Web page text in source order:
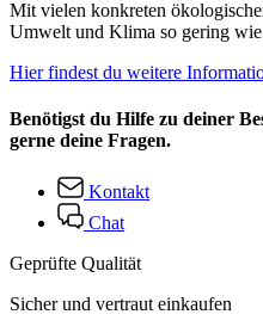
Mit vielen konkreten
Umwelt und Klima so gering
Hier findest du weitere
Benötigst du Hilfe zu deiner
gerne deine Fragen.
Kontakt
Chat
Geprüfte Qualität
Sicher und vertraut einkaufen